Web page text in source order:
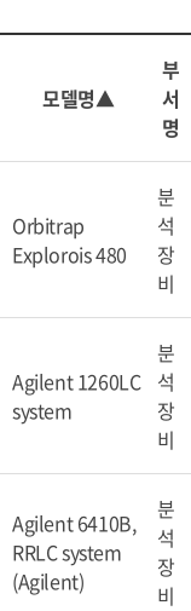
모델명▲
부
서
명
Orbitrap
Explorois 480
분
석
장
비
Agilent 1260LC
system
분
석
장
비
Agilent 6410B,
RRLC system
(Agilent)
분
석
장
비